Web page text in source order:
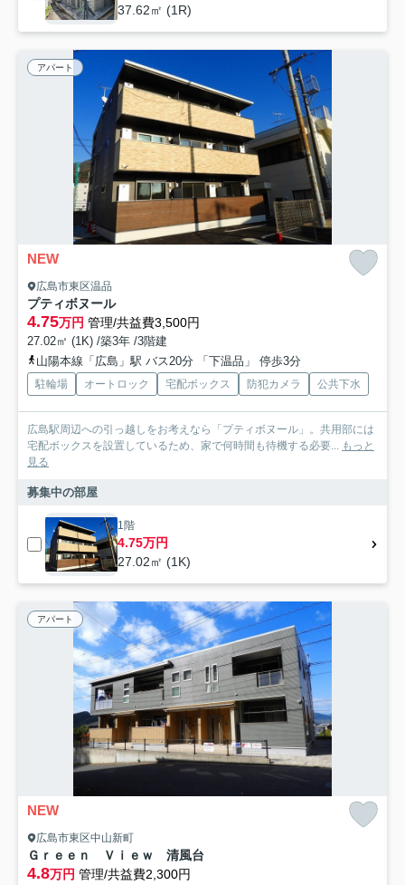
37.62㎡ (1R)
アパート
NEW
広島市東区温品
プティボヌール
4.75万円 管理/共益費3,500円
27.02㎡ (1K) /築3年 /3階建
山陽本線「広島」駅 バス20分 「下温品」 停歩3分
駐輪場 オートロック 宅配ボックス 防犯カメラ 公共下水
広島駅周辺への引っ越しをお考えなら「プティボヌール」。共用部には
宅配ボックスを設置しているため、家で何時間も待機する必要... もっと
見る
募集中の部屋
1階
4.75万円
27.02㎡ (1K)
アパート
NEW
広島市東区中山新町
Ｇｒｅｅｎ Ｖｉｅｗ 清風台
4.8万円 管理/共益費2,300円